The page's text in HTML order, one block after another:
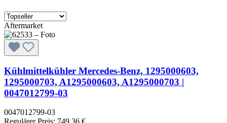
Aftermarket
Kühlmittelkühler Mercedes-Benz, 1295000603,
1295000703, A1295000603, A1295000703 |
0047012799-03
0047012799-03